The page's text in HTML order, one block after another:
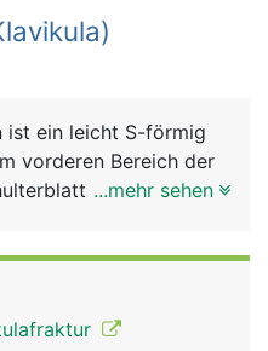
ist ein leicht S-förmig
vorderen Bereich der
mit dem
Beide haben eine
und
...mehr sehen